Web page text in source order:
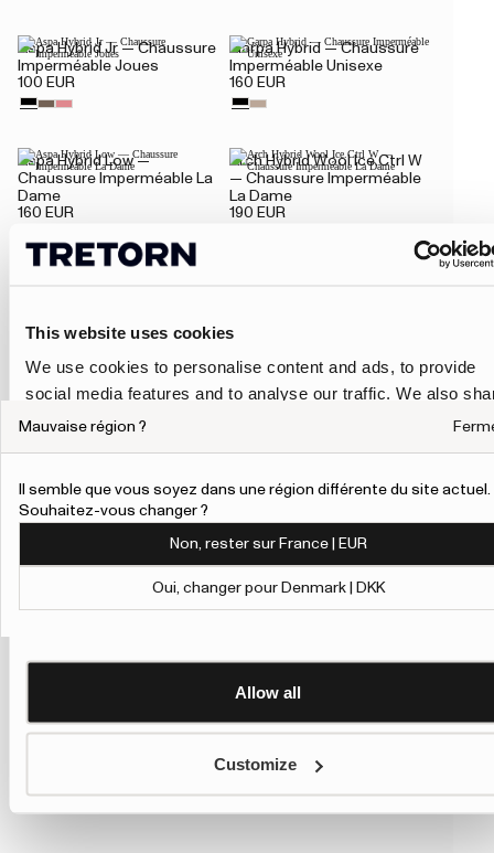
This website uses cookies
We use cookies to personalise content and ads, to provide
social media features and to analyse our traffic. We also
information about your use of our site with our social media,
collected from your use of their services.
To give users more control over their data and ad
personalisation, we have added a link to Google’s
Personalisation and Control page.
settingshere
Allow all
Customize
Aspa Hybrid Jr — Chaussure
Imperméable Joues
100 EUR
Garpa Hybrid — Chaussure
Imperméable Unisexe
160 EUR
Aspa Hybrid Low —
Chaussure Imperméable La
Dame
160 EUR
Arch Hybrid Wool Ice.Ctrl W
— Chaussure Imperméable
La Dame
190 EUR
165 EUR
220 EUR
Lunar Hybrid — Chaussure
Imperméable Joues
Arch Hybrid W — Chaussure
Avan Hybrid M — Chaussure
Imperméable Homme
Imperméable Homme
140 EUR
Mauvaise région ?
Il semble que vous soyez dans une région différente du site actuel.
Souhaitez-vous changer ?
Non, rester sur France | EUR
Oui, changer pour Denmark | DKK